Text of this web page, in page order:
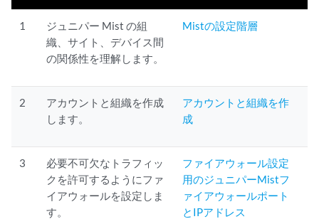
1
ジュニパー Mist の組
織、サイト、デバイス間
の関係性を理解します。
Mistの設定階層
2
アカウントと組織を作成
します。
アカウントと組織を作
成
3
必要不可欠なトラフィッ
クを許可するようにファ
イアウォールを設定しま
す。
ファイアウォール設定
用のジュニパーMistフ
ァイアウォールポート
とIPアドレス